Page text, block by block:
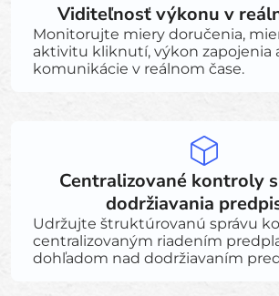
Viditeľnosť výkonu v
Monitorujte miery doručenia,
aktivitu kliknutí, výkon zapojenia
komunikácie v reálnom čase.
Centralizované kontroly
dodržiavania
Udržujte štruktúrovanú správu
centralizovaným riadením
dohľadom nad dodržiavaním